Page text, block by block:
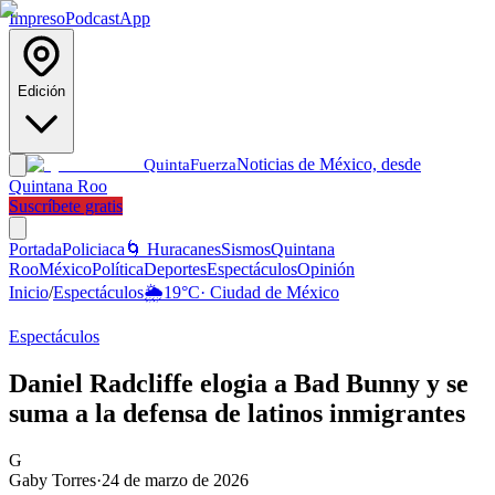
ImpresoPodcastApp
Edición
QuintaFuerzaNoticias de México, desde
Quintana Roo
Suscríbete gratis
PortadaPoliciaca 🌀 HuracanesSismosQuintana
RooMéxicoPolíticaDeportesEspectáculosOpinión
Inicio/Espectáculos🌦️19°C· Ciudad de México
Espectáculos
Daniel Radcliffe elogia a Bad Bunny y se
suma a la defensa de latinos inmigrantes
G
Gaby Torres·24 de marzo de 2026